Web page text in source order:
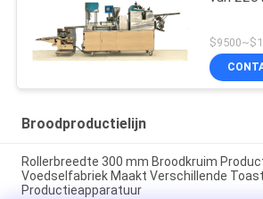
Broodproductielijn
Rollerbreedte 300 mm Broodkruim
Voedselfabriek Maakt Verschillende
Productieapparatuur